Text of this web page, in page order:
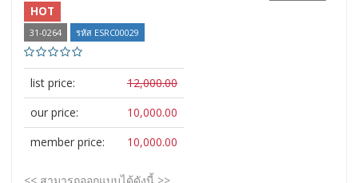
HOT
31-0264 รหัส ESRC00029
list price:
12,000.00
our price:
10,000.00
member price:
10,000.00